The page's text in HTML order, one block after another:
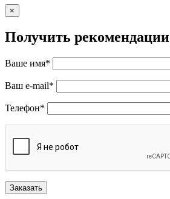
×
Получить рекомендации
Ваше имя*
Ваш e-mail*
Телефон*